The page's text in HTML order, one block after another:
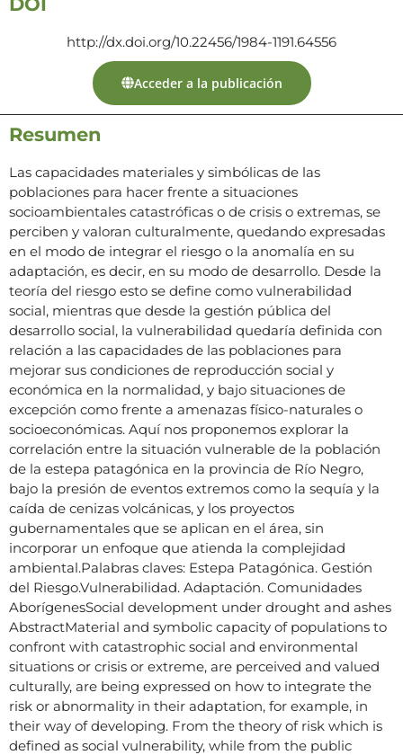
http://dx.doi.org/10.22456/1984-1191.64556
Acceder a la publicación
Resumen
Las capacidades materiales y simbólicas de las
poblaciones para hacer frente a situaciones
socioambientales catastróficas o de crisis o extremas, se
perciben y valoran culturalmente, quedando expresadas
en el modo de integrar el riesgo o la anomalía en su
adaptación, es decir, en su modo de desarrollo. Desde la
teoría del riesgo esto se define como vulnerabilidad
social, mientras que desde la gestión pública del
desarrollo social, la vulnerabilidad quedaría definida con
relación a las capacidades de las poblaciones para
mejorar sus condiciones de reproducción social y
económica en la normalidad, y bajo situaciones de
excepción como frente a amenazas físico-naturales o
socioeconómicas. Aquí nos proponemos explorar la
correlación entre la situación vulnerable de la población
de la estepa patagónica en la provincia de Río Negro,
bajo la presión de eventos extremos como la sequía y la
caída de cenizas volcánicas, y los proyectos
gubernamentales que se aplican en el área, sin
incorporar un enfoque que atienda la complejidad
ambiental.Palabras claves: Estepa Patagónica. Gestión
del Riesgo.Vulnerabilidad. Adaptación. Comunidades
AborígenesSocial development under drought and ashes
AbstractMaterial and symbolic capacity of populations to
confront with catastrophic social and environmental
situations or crisis or extreme, are perceived and valued
culturally, are being expressed on how to integrate the
risk or abnormality in their adaptation, for example, in
their way of developing. From the theory of risk which is
defined as social vulnerability, while from the public